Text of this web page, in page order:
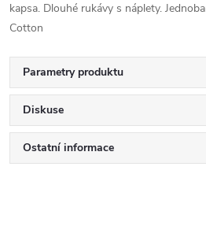
kapsa. Dlouhé rukávy s náplety.
Cotton
Parametry produktu
Diskuse
Ostatní informace